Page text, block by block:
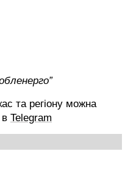
та регіону можна
Telegram